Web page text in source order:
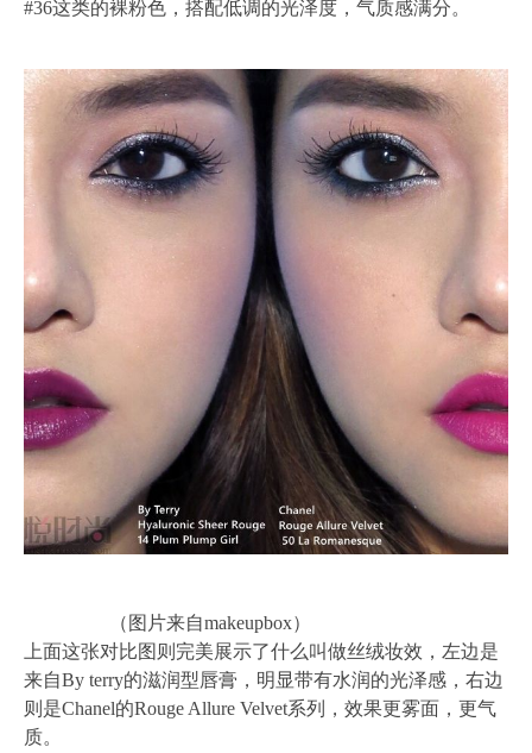
#36这类的裸粉色，搭配低调的光泽度，气质感满分。
（图片来自makeupbox）
上面这张对比图则完美展示了什么叫做丝绒妆效，左边是
来自By terry的滋润型唇膏，明显带有水润的光泽感，右边
则是Chanel的Rouge Allure Velvet系列，效果更雾面，更气
质。